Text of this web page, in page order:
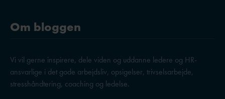
Om bloggen
Vi vil gerne inspirere, dele viden og uddanne ledere og HR-
ansvarlige i det gode arbejdsliv, opsigelser, trivselsarbejde,
stresshåndtering, coaching og ledelse.